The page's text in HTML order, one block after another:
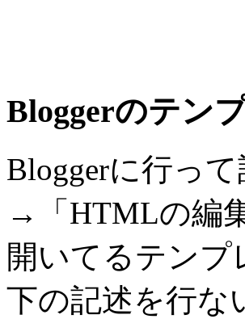
Bloggerのテン
Bloggerに行っ
→「HTMLの編
開いてるテンプ
下の記述を行な